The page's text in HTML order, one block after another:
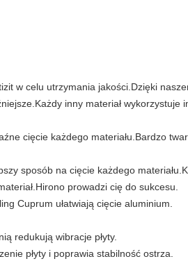
w celu utrzymania jakości.Dzięki
inny materiał wykorzystuje
cięcie każdego materiału.Bardzo
sposób na cięcie każdego
prowadzi cię do sukcesu.
Cuprum ułatwiają cięcie aluminium.
redukują wibracje płyty.
płyty i poprawia stabilność ostrza.